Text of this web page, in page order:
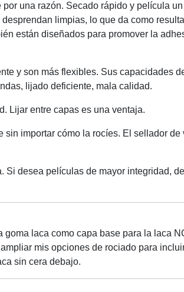
una razón. Secado rápido y película
limpias, lo que da como
están diseñados para promover la
y son más flexibles. Sus capacidades
lijado deficiente, mala calidad.
Lijar entre capas es una ventaja.
sin importar cómo la rocíes. El sellador de
Si desea películas de mayor integridad,
laca como capa base para la laca
mis opciones de rociado para
sin cera debajo.